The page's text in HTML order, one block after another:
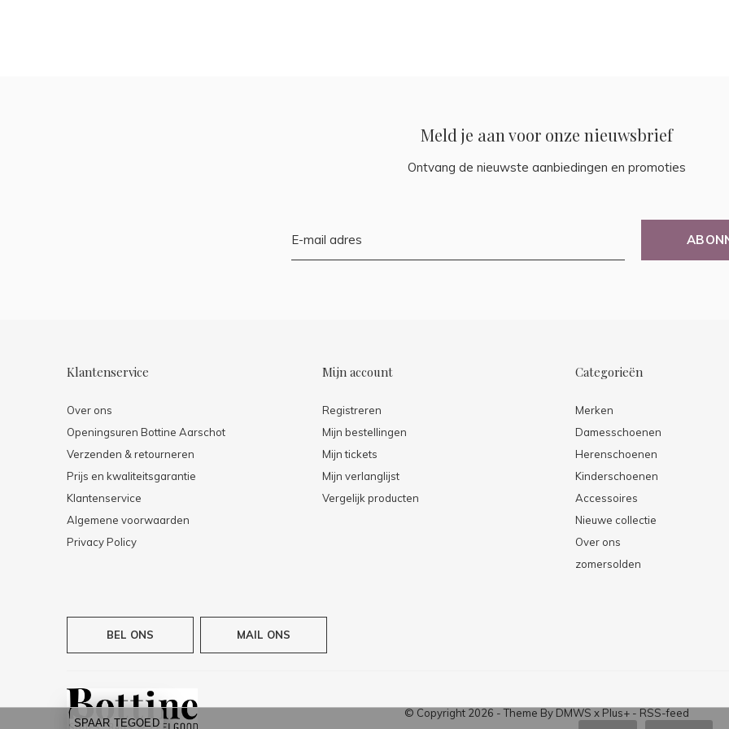
Meld je aan voor onze nieuwsbrief
Ontvang de nieuwste aanbiedingen en promoties
Klantenservice
Over ons
Openingsuren Bottine Aarschot
Verzenden & retourneren
Prijs en kwaliteitsgarantie
Klantenservice
Algemene voorwaarden
Privacy Policy
Mijn account
Registreren
Mijn bestellingen
Mijn tickets
Mijn verlanglijst
Vergelijk producten
Categorieën
Merken
Damesschoenen
Herenschoenen
Kinderschoenen
Accessoires
Nieuwe collectie
Over ons
zomersolden
BEL ONS MAIL ONS
© Copyright 2026 - Theme By DMWS x Plus+ - RSS-feed
SPAAR TEGOED